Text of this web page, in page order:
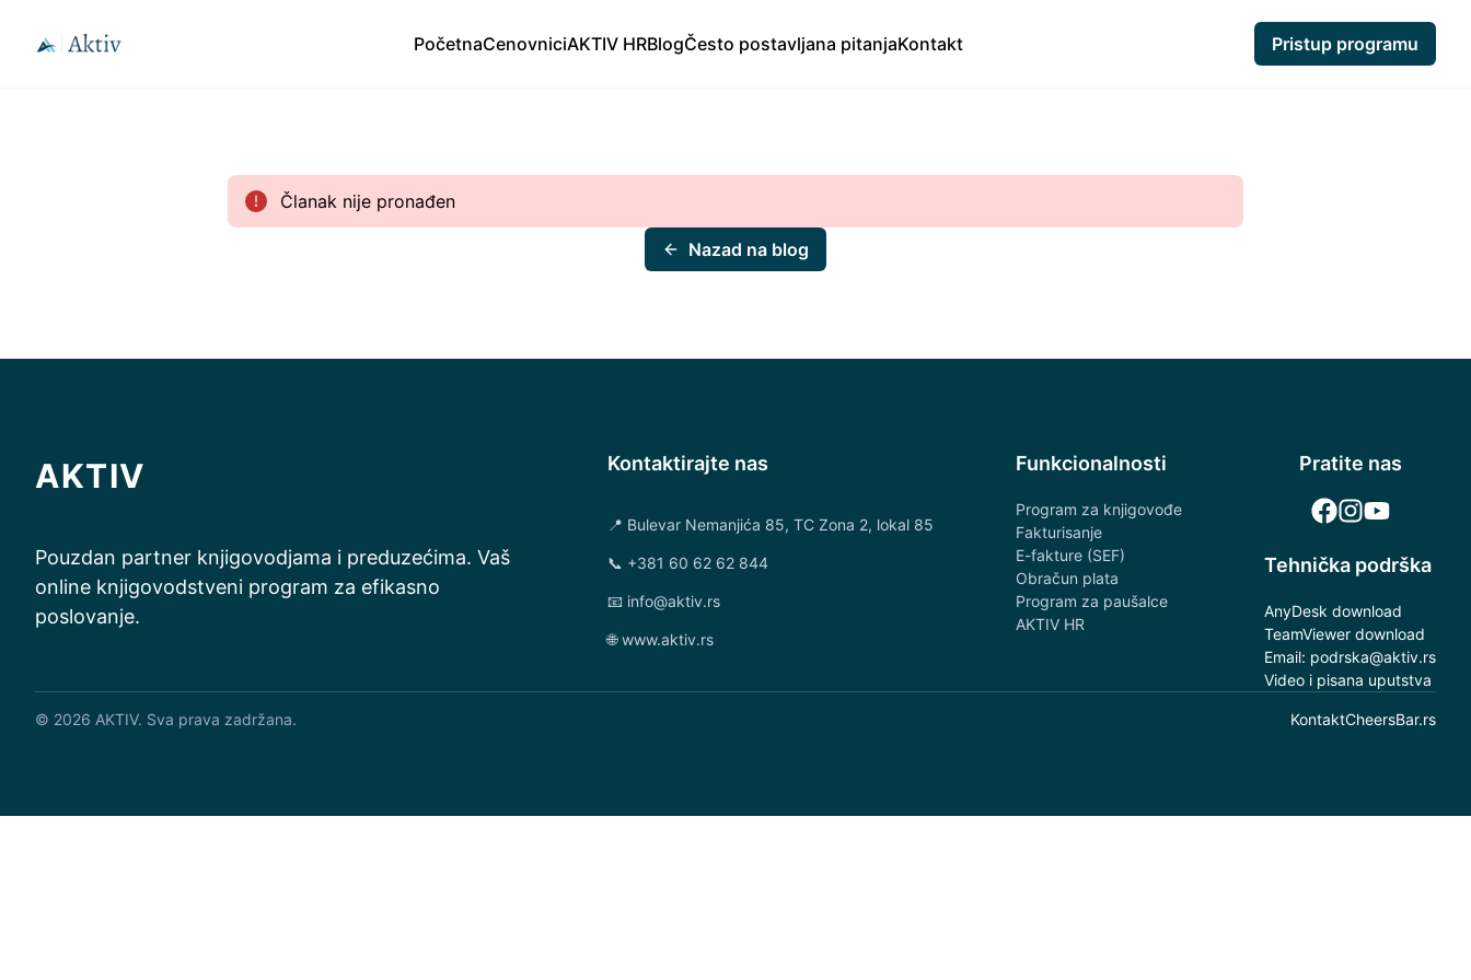
PočetnaCenovniciAKTIV HRBlogČesto postavljana pitanjaKontakt Pristup programu
Članak nije pronađen
Nazad na blog
AKTIV
Pouzdan partner knjigovodjama i preduzećima. Vaš
online knjigovodstveni program za efikasno
poslovanje.
Kontaktirajte nas
📍 Bulevar Nemanjića 85, TC Zona 2, lokal 85
📞 +381 60 62 62 844
📧 info@aktiv.rs
🌐 www.aktiv.rs
Funkcionalnosti
Program za knjigovođe
Fakturisanje
E-fakture (SEF)
Obračun plata
Program za paušalce
AKTIV HR
Pratite nas
Tehnička podrška
AnyDesk download
TeamViewer download
Email: podrska@aktiv.rs
Video i pisana uputstva
© 2026 AKTIV. Sva prava zadržana. KontaktCheersBar.rs